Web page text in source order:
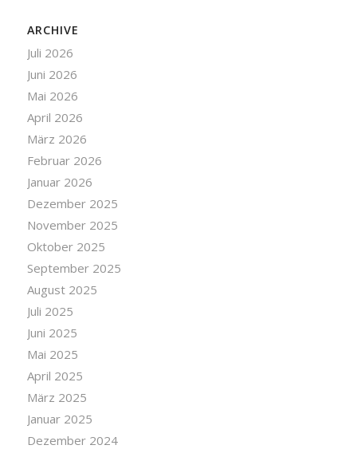
ARCHIVE
Juli 2026
Juni 2026
Mai 2026
April 2026
März 2026
Februar 2026
Januar 2026
Dezember 2025
November 2025
Oktober 2025
September 2025
August 2025
Juli 2025
Juni 2025
Mai 2025
April 2025
März 2025
Januar 2025
Dezember 2024